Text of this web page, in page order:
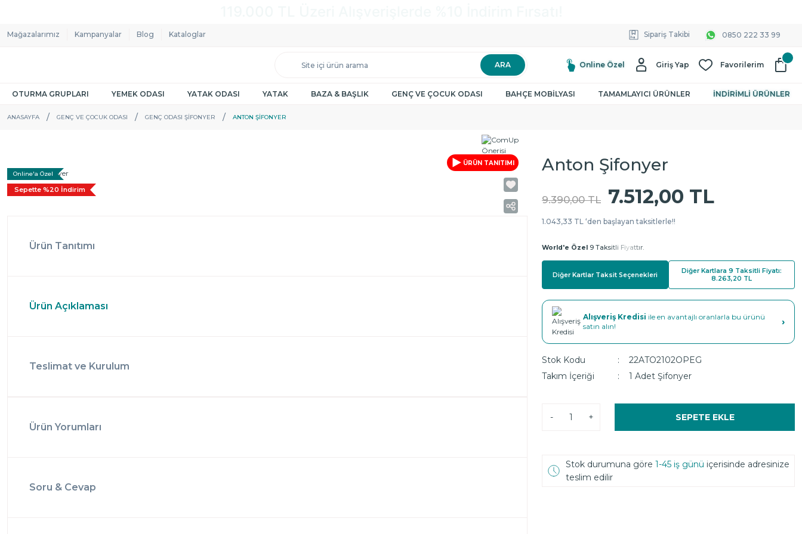
Mağazalarımız Kampanyalar Blog Kataloglar Sipariş Takibi 0850 222 33 99
ARA Online Özel Giriş Yap Favorilerim
OTURMA GRUPLARI YEMEK ODASI YATAK ODASI YATAK BAZA & BAŞLIK GENÇ VE ÇOCUK ODASI BAHÇE MOBİLYASI TAMAMLAYICI ÜRÜNLER İNDİRİMLİ ÜRÜNLER
ANASAYFA GENÇ VE ÇOCUK ODASI GENÇ ODASI ŞIFONYER ANTON ŞIFONYER
ÜRÜN TANITIMI
Online'a Özel
Sepette %20 İndirim
Ürün Tanıtımı
Ürün Açıklaması
Teslimat ve Kurulum
Ürün Yorumları
Soru & Cevap
Anton Şifonyer
9.390,00 TL 7.512,00 TL
1.043,33 TL ‘den başlayan taksitlerle!!
World'e Özel 9 Taksitli Fiyattır.
Diğer Kartlar Taksit Seçenekleri
Diğer Kartlara 9 Taksitli Fiyatı:
8.263,20 TL
Alışveriş Kredisi ile en avantajlı oranlarla bu ürünü
satın alın!
›
Stok Kodu
22ATO2102OPEG
Takım İçeriği
1 Adet Şifonyer
- + SEPETE EKLE
Stok durumuna göre 1-45 iş günü içerisinde adresinize
teslim edilir